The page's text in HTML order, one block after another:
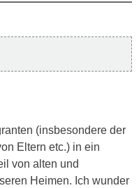
(insbesondere der
Eltern etc.) in ein
von alten und
Heimen. Ich wunder